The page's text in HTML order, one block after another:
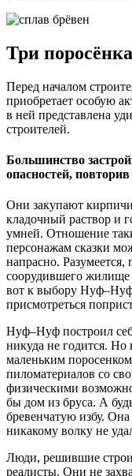
Три поросёнка
Перед началом
приобретает особую
в ней представлена
строителей.
Большинство
опасностей,
Они закупают
кладочный раствор и
умней. Отношение
персонажам сказки
напрасно.
соорудившего
вот к выбору
присмотреться
Нуф–Нуф построил
никуда не годится.
маленьким
пиломатериалов со
физическими
бы дом из бруса. А
бревенчатую избу.
никакому волку не
Люди, решившие
реалисты. Они не